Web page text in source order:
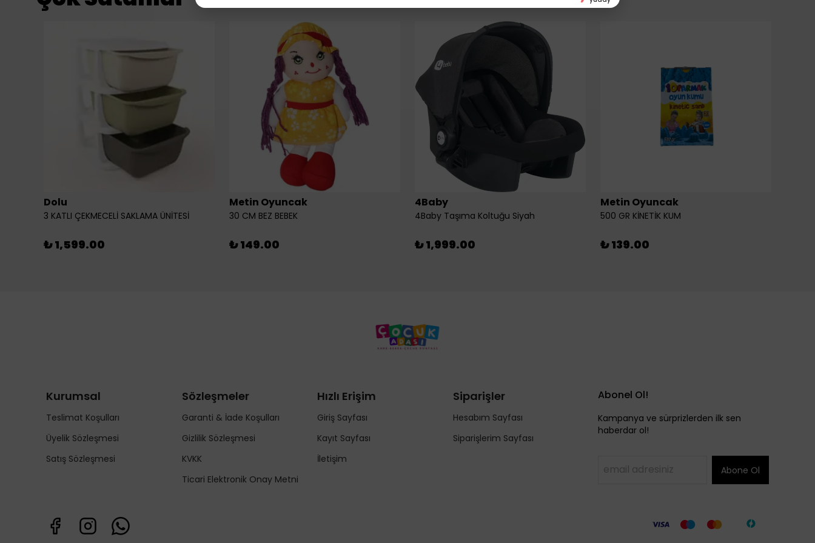
Dolu
3 KATLI ÇEKMECELİ SAKLAMA ÜNİTESİ
₺ 1,599.00
Metin Oyuncak
30 CM BEZ BEBEK
₺ 149.00
4Baby
4Baby Taşıma Koltuğu Siyah
₺ 1,999.00
Metin Oyuncak
500 GR KİNETİK KUM
₺ 139.00
Kurumsal
Teslimat Koşulları
Üyelik Sözleşmesi
Satış Sözleşmesi
Sözleşmeler
Garanti & İade Koşulları
Gizlilik Sözleşmesi
KVKK
Ticari Elektronik Onay Metni
Hızlı Erişim
Giriş Sayfası
Kayıt Sayfası
İletişim
Siparişler
Hesabım Sayfası
Siparişlerim Sayfası
Abonel Ol!
Kampanya ve sürprizlerden ilk sen
haberdar ol!
Abone Ol